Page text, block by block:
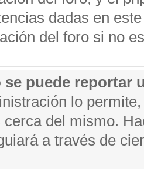
dadas en
del foro si no
se puede reportar
lo
cerca del mismo.
a través de